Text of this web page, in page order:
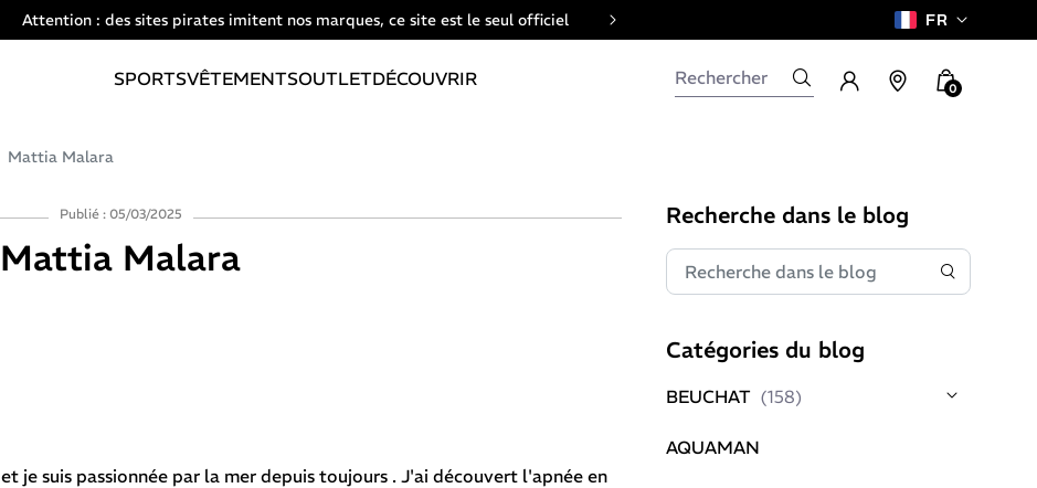
Attention : des sites pirates imitent nos marques, ce site est le seul officiel FR
SPORTSVÊTEMENTSOUTLETDÉCOUVRIR 0
Mattia Malara
Publié : 05/03/2025
Mattia Malara
et je suis passionnée par la mer depuis toujours . J'ai découvert l'apnée en
Recherche dans le blog
Catégories du blog
BEUCHAT (158)
AQUAMAN